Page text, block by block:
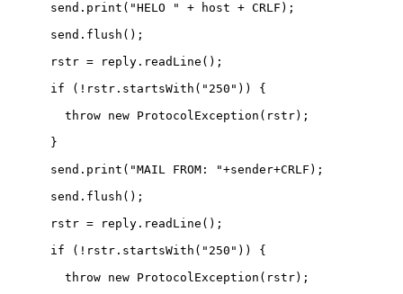
      send.print("HELO " + host + CRLF);
      send.flush();
      rstr = reply.readLine();
      if (!rstr.startsWith("250")) {
      }
      send.print("MAIL FROM: "+sender+CRLF);
      send.flush();
      rstr = reply.readLine();
      if (!rstr.startsWith("250")) {